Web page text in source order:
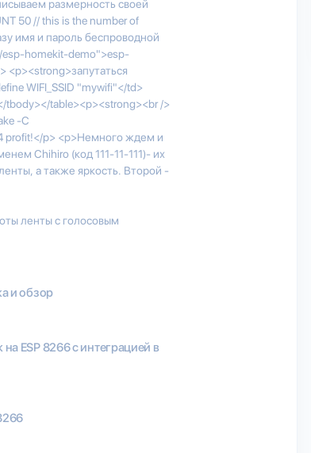
размерность своей
50 // this is the number of
имя и пароль беспроводной
homekit-demo">esp-
<p><strong>запутаться
WIFI_SSID "mywifi"</td>
tbody></table><p><strong><br />
-C
profit!</p> <p>Немного ждем и
Chihiro (код 111-11-111)- их
а также яркость. Второй -
ленты с голосовым
и обзор
ESP 8266 с интеграцией в